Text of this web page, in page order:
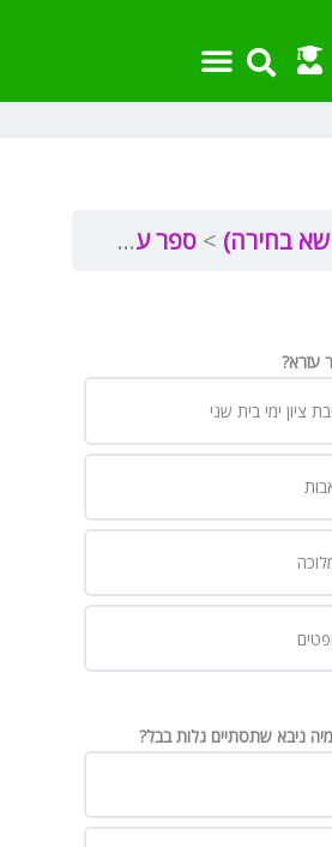
בחירה) ספר עזרא פרק א’
עזרא?
ציון ימי בית שני
ניבא שתסתיים גלות בבל?